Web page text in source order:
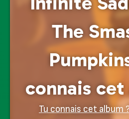
The
connais
Tu connais cet album